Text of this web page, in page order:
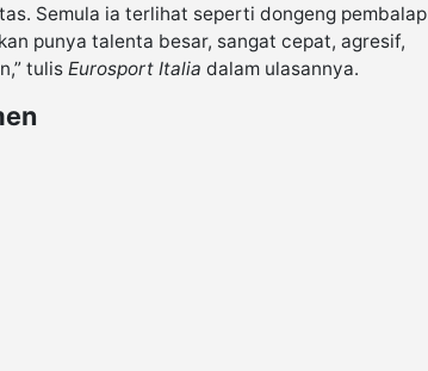
Semula ia terlihat seperti dongeng pembalap
punya talenta besar, sangat cepat, agresif,
tulis Eurosport Italia dalam ulasannya.